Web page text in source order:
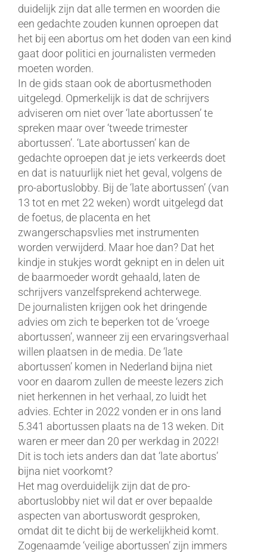
duidelijk zijn dat alle termen en woorden die
een gedachte zouden kunnen oproepen dat
het bij een abortus om het doden van een kind
gaat door politici en journalisten vermeden
moeten worden.
In de gids staan ook de abortusmethoden
uitgelegd. Opmerkelijk is dat de schrijvers
adviseren om niet over ‘late abortussen’ te
spreken maar over ‘tweede trimester
abortussen’. ‘Late abortussen’ kan de
gedachte oproepen dat je iets verkeerds doet
en dat is natuurlijk niet het geval, volgens de
pro-abortuslobby. Bij de ‘late abortussen’ (van
13 tot en met 22 weken) wordt uitgelegd dat
de foetus, de placenta en het
zwangerschapsvlies met instrumenten
worden verwijderd. Maar hoe dan? Dat het
kindje in stukjes wordt geknipt en in delen uit
de baarmoeder wordt gehaald, laten de
schrijvers vanzelfsprekend achterwege.
De journalisten krijgen ook het dringende
advies om zich te beperken tot de ‘vroege
abortussen’, wanneer zij een ervaringsverhaal
willen plaatsen in de media. De ‘late
abortussen’ komen in Nederland bijna niet
voor en daarom zullen de meeste lezers zich
niet herkennen in het verhaal, zo luidt het
advies. Echter in 2022 vonden er in ons land
5.341 abortussen plaats na de 13 weken. Dit
waren er meer dan 20 per werkdag in 2022!
Dit is toch iets anders dan dat ‘late abortus’
bijna niet voorkomt?
Het mag overduidelijk zijn dat de pro-
abortuslobby niet wil dat er over bepaalde
aspecten van abortuswordt gesproken,
omdat dit te dicht bij de werkelijkheid komt.
Zogenaamde ‘veilige abortussen’ zijn immers